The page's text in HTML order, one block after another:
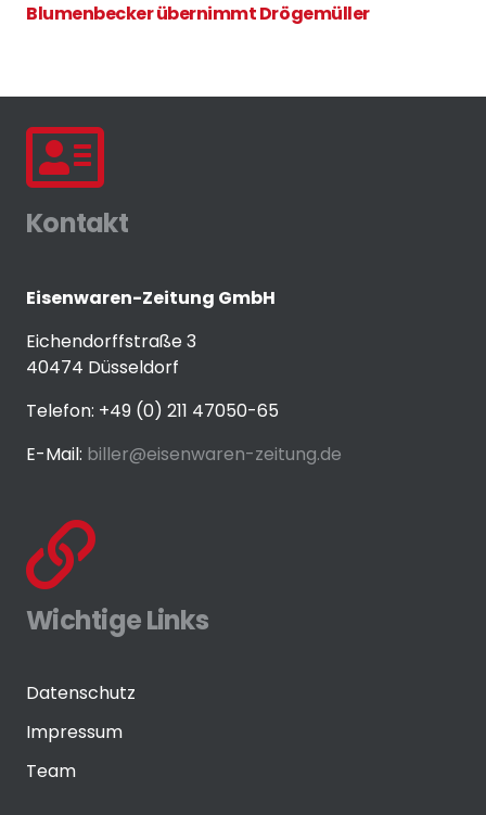
Blumenbecker übernimmt Drögemüller
Kontakt
Eisenwaren-Zeitung GmbH
Eichendorffstraße 3
40474 Düsseldorf
Telefon: +49 (0) 211 47050-65
E-Mail: biller@eisenwaren-zeitung.de
Wichtige Links
Datenschutz
Impressum
Team